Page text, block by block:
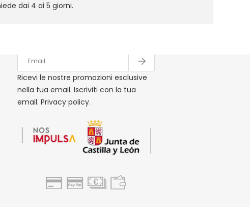
dai 4 ai 5 giorni.
Newsletter Di Offerte E Prezzi
Ricevi le nostre promozioni esclusive
nella tua email. Iscriviti con la tua
email. Privacy policy.